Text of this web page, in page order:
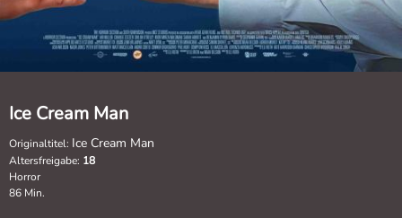
Ice Cream Man
Originaltitel: Ice Cream Man
Altersfreigabe: 18
Horror
86 Min.